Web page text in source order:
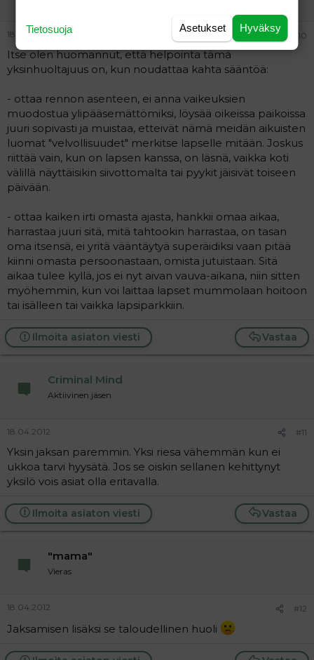
18.04.2012 #10
Itse olen huomannut, että helpointa tämä
yksinhuoltajuus on, kun noudattaa kahta sääntöä:
- ottaa rennon asenteen, ei anna vaikeuksien
muodostua ylipääsemättömiksi, löysää oikeissa paikoissa
juuri sopivasti ja muistaa, etteivät nämä meidän aikuisten
luomat "velvollisuudet" merkitse lapselle mitään. Joskus
riittää vain, kun on lapsen kanssa, on läsnä, vaikka koti
välillä näyttäisikin siivottomalta tai pyykit jäisivät toiseen
päivään.
- ottaa kaiken irti omasta ajasta, hankkii omaa aikaa,
harrastaa juuri sitä, mitä tahtookin harrastaa, on tasan
oma itsensä, ei yritä vääntäytyä superäidiksi vaan pitää
kiinni omasta persoonastaan, omista jutuistaan. Sitä
aikaa tulee kyllä, jos ei nyt aivan vauva-aikana, niin sitten
myöhemmin, kun voi laittaa lapset mummolaan hoitoon
tai isälleen tai vaikka lapsiparkkiin.
Vastaa
Ilmoita asiaton viesti
Criminal Mind
Aktiivinen jäsen
18.04.2012 #11
Yksin jaksan paremmin. Yksi riesa vähemmän kun ei
ukkoa tarvi hyysätä. Jos se oiskin sellanen kehittynyt
yksilö vois asiat olla eritavalla.
Vastaa
Ilmoita asiaton viesti
"mama"
Vieras
18.04.2012 #12
Jaksamisen lisäksi se taloudellinen huoli
Hyväksy
Asetukset
Tietosuoja